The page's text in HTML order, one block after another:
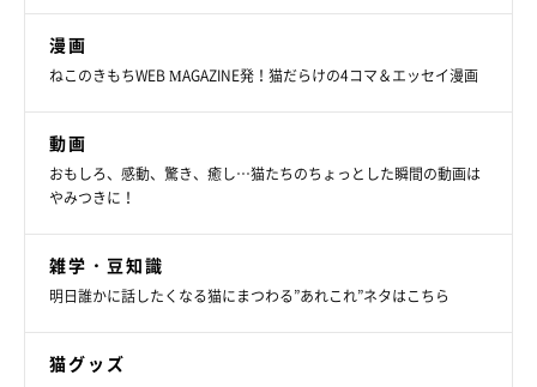
Catton
飼うことができないけれど猫が大好きな人に身に着けてもらいた
いジュエリー、1匹でも多くの保護猫を救いたいと願っている方
展開。
漫画
ねこのきもちWEB MAGAZINE発！猫だらけの4コマ＆エッセイ漫画
動画
おもしろ、感動、驚き、癒し…猫たちのちょっとした瞬間の動画は
やみつきに！
雑学・豆知識
明日誰かに話したくなる猫にまつわる”あれこれ”ネタはこちら
猫グッズ